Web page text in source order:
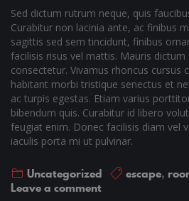
Sed dictum rutrum neque, quis
Curabitur non lacinia ante, ac finibus
sagittis sed sem tincidunt, finibus
facilisis risus vel mattis. Mauris dictum
consectetur. Vivamus rhoncus cursus
habitant morbi tristique senectus et
ac turpis egestas. Etiam varius
bibendum quis. Curabitur id libero
feugiat enim. Donec facilisis diam vel
iaculis porta mi ut pulvinar.
Uncategorized escape,
Leave a comment